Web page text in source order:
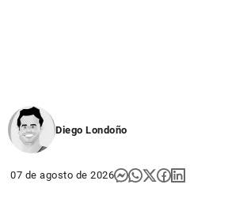
Diego Londoño
07 de agosto de 2026